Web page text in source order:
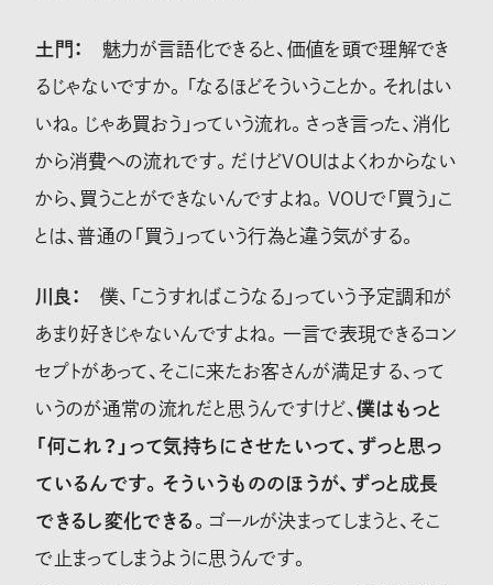
土門： 魅力が言語化できると、価値を頭で理解でき
るじゃないですか。「なるほどそういうことか。それはい
いね。じゃあ買おう」っていう流れ。さっき言った、消化
から消費への流れです。だけどVOUはよくわからない
から、買うことができないんですよね。VOUで「買う」こ
とは、普通の「買う」っていう行為と違う気がする。
川良： 僕、「こうすればこうなる」っていう予定調和が
あまり好きじゃないんですよね。一言で表現できるコン
セプトがあって、そこに来たお客さんが満足する、って
いうのが通常の流れだと思うんですけど、 僕はもっと
「何これ？」って気持ちにさせたいって、ずっと思っ
ているんです。そういうもののほうが、ずっと成長
できるし変化できる。ゴールが決まってしまうと、そこ
で止まってしまうように思うんです。